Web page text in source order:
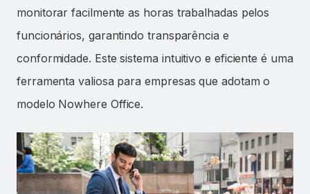
monitorar facilmente as horas trabalhadas pelos
funcionários, garantindo transparência e
conformidade. Este sistema intuitivo e eficiente é uma
ferramenta valiosa para empresas que adotam o
modelo Nowhere Office.